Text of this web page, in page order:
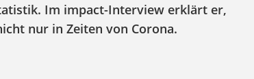
Im impact-Interview erklärt er,
nur in Zeiten von Corona.